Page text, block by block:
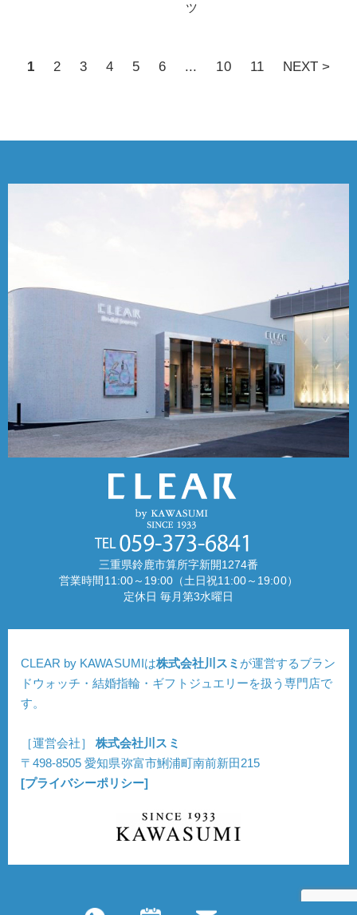
ツ
1 2 3 4 5 6 ... 10 11 NEXT >
三重県鈴鹿市算所字新開1274番
営業時間11:00～19:00（土日祝11:00～19:00）
定休日 毎月第3水曜日
CLEAR by KAWASUMIは株式会社川スミ が運営するブラン
ドウォッチ・結婚指輪・ギフトジュエリーを扱う専門店で
す。
［運営会社］株式会社川スミ
〒498-8505 愛知県弥富市鯏浦町南前新田215
[プライバシーポリシー]
Copyright © CLEAR. All Rights Reserved.